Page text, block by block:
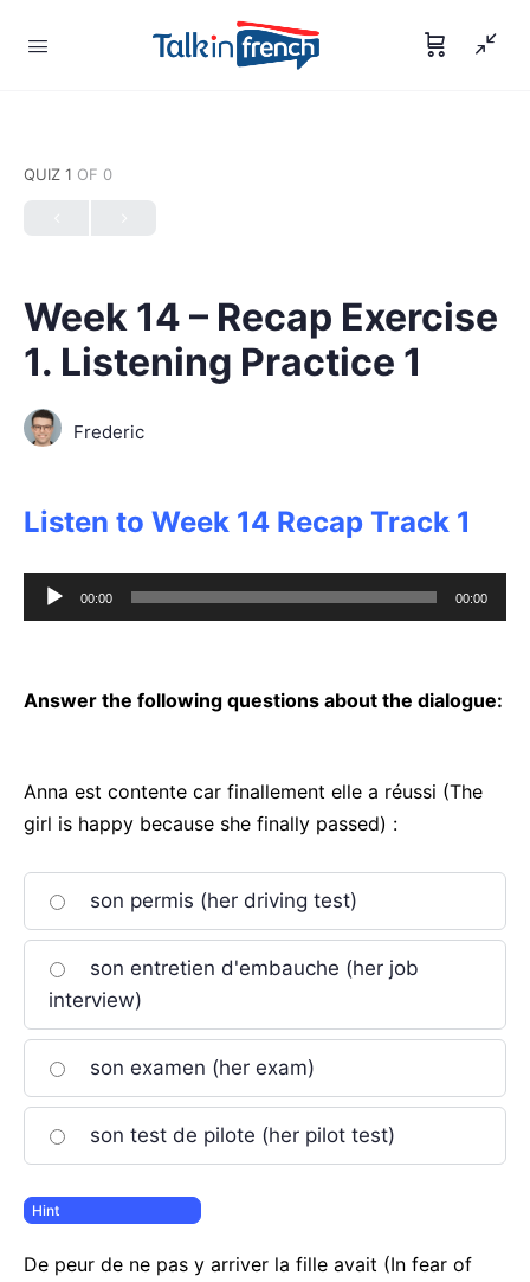
QUIZ 1 OF 0
Week 14 – Recap Exercise
1. Listening Practice 1
Frederic
Listen to Week 14 Recap Track 1
Audio
Player
00:00 00:00
Answer the following questions about the dialogue:
Anna est contente car finallement elle a réussi (The
girl is happy because she finally passed) :
son permis (her driving test)
son entretien d'embauche (her job
interview)
son examen (her exam)
son test de pilote (her pilot test)
De peur de ne pas y arriver la fille avait (In fear of